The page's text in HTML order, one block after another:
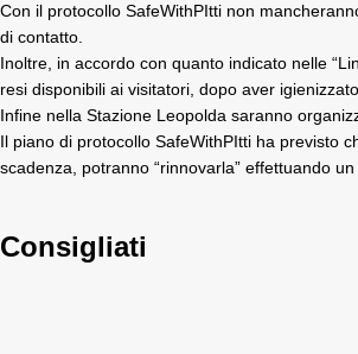
Con il protocollo SafeWithPItti non
di contatto.
Inoltre, in accordo con quanto indicato nelle
resi disponibili ai visitatori, dopo aver
Infine nella Stazione Leopolda saranno
Il piano di protocollo SafeWithPItti ha previsto
scadenza, potranno “rinnovarla” effettuando
Consigliati